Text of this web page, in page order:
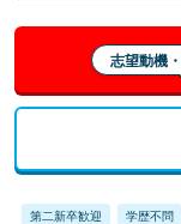
志望動機
第二新卒歓迎 学歴不問